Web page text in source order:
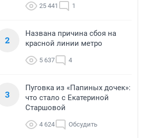
25 441 1
2
Названа причина сбоя на
красной линии метро
5 637 4
3
Пуговка из «Папиных дочек»:
что стало с Екатериной
Старшовой
4 624 Обсудить